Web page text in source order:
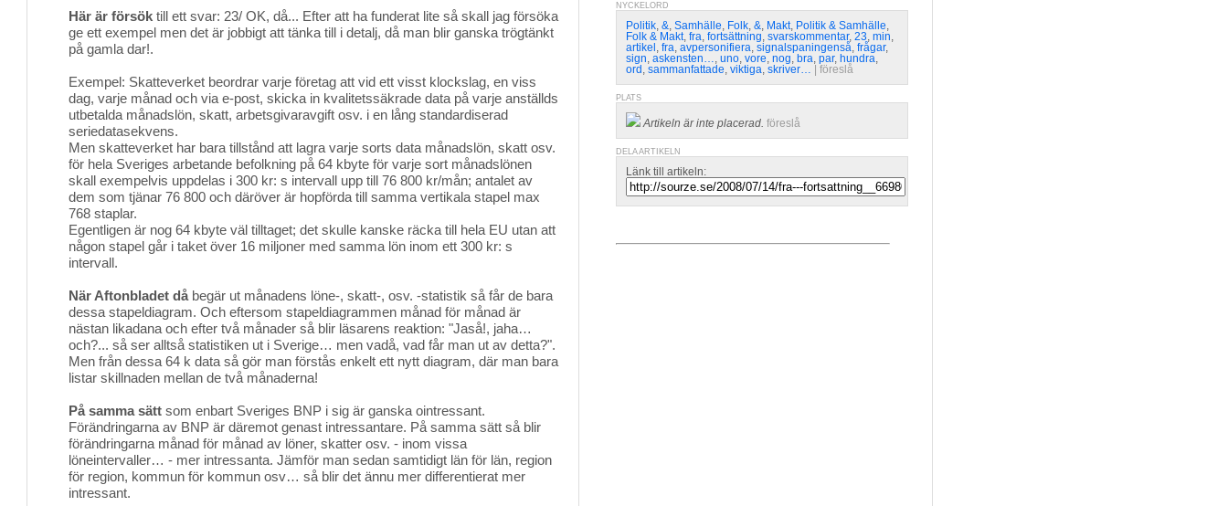
Här är försök till ett svar: 23/ OK, då... Efter att ha funderat lite så skall jag försöka
ge ett exempel men det är jobbigt att tänka till i detalj, då man blir ganska trögtänkt
på gamla dar!.
Exempel: Skatteverket beordrar varje företag att vid ett visst klockslag, en viss
dag, varje månad och via e-post, skicka in kvalitetssäkrade data på varje anställds
utbetalda månadslön, skatt, arbetsgivaravgift osv. i en lång standardiserad
seriedatasekvens.
Men skatteverket har bara tillstånd att lagra varje sorts data månadslön, skatt osv.
för hela Sveriges arbetande befolkning på 64 kbyte för varje sort månadslönen
skall exempelvis uppdelas i 300 kr: s intervall upp till 76 800 kr/mån; antalet av
dem som tjänar 76 800 och däröver är hopförda till samma vertikala stapel max
768 staplar.
Egentligen är nog 64 kbyte väl tilltaget; det skulle kanske räcka till hela EU utan att
någon stapel går i taket över 16 miljoner med samma lön inom ett 300 kr: s
intervall.
När Aftonbladet då begär ut månadens löne-, skatt-, osv. -statistik så får de bara
dessa stapeldiagram. Och eftersom stapeldiagrammen månad för månad är
nästan likadana och efter två månader så blir läsarens reaktion: "Jaså!, jaha…
och?... så ser alltså statistiken ut i Sverige… men vadå, vad får man ut av detta?".
Men från dessa 64 k data så gör man förstås enkelt ett nytt diagram, där man bara
listar skillnaden mellan de två månaderna!
På samma sätt som enbart Sveriges BNP i sig är ganska ointressant.
Förändringarna av BNP är däremot genast intressantare. På samma sätt så blir
förändringarna månad för månad av löner, skatter osv. - inom vissa
löneintervaller… - mer intressanta. Jämför man sedan samtidigt län för län, region
för region, kommun för kommun osv… så blir det ännu mer differentierat mer
intressant.
NYCKELORD
Politik, &, Samhälle, Folk, &, Makt, Politik & Samhälle,
Folk & Makt, fra, fortsättning, svarskommentar, 23, min,
artikel , fra, avpersonifiera, signalspaningenså, frågar,
sign, askensten…, uno, vore, nog, bra, par, hundra,
ord , sammanfattade, viktiga, skriver… föreslå
PLATS
Artikeln är inte placerad. föreslå
DELA ARTIKELN
Länk till artikeln: